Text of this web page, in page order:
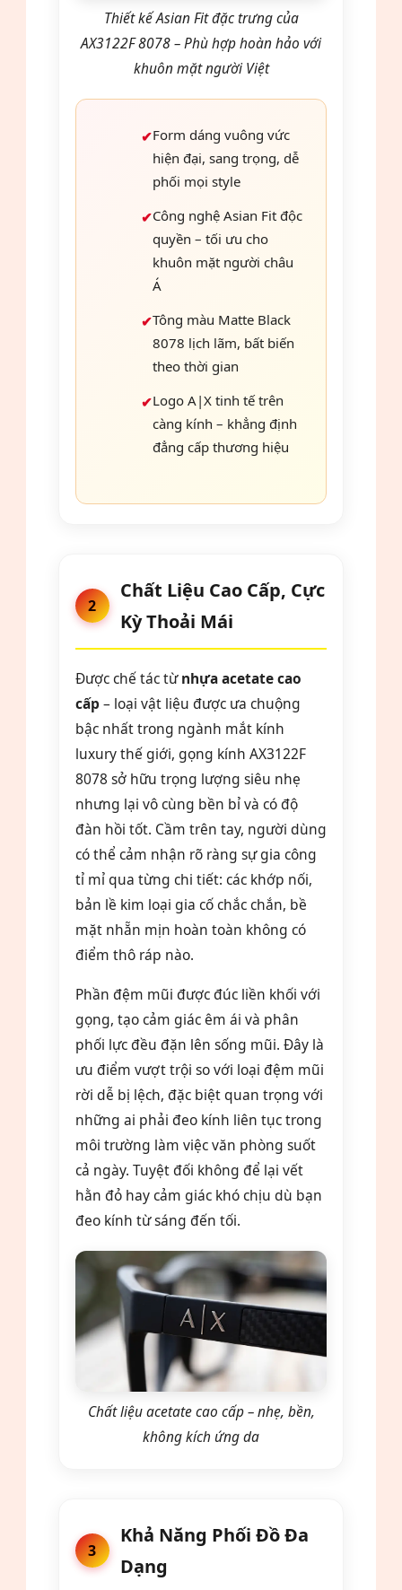
Thiết kế Asian Fit đặc trưng của
AX3122F 8078 – Phù hợp hoàn hảo với
khuôn mặt người Việt
Form dáng vuông vức
hiện đại, sang trọng, dễ
phối mọi style
Công nghệ Asian Fit độc
quyền – tối ưu cho
khuôn mặt người châu
Á
Tông màu Matte Black
8078 lịch lãm, bất biến
theo thời gian
Logo A|X tinh tế trên
càng kính – khẳng định
đẳng cấp thương hiệu
2
Chất Liệu Cao Cấp, Cực
Kỳ Thoải Mái
Được chế tác từnhựa acetate cao
cấp – loại vật liệu được ưa chuộng
bậc nhất trong ngành mắt kính
luxury thế giới, gọng kính AX3122F
8078 sở hữu trọng lượng siêu nhẹ
nhưng lại vô cùng bền bỉ và có độ
đàn hồi tốt. Cầm trên tay, người dùng
có thể cảm nhận rõ ràng sự gia công
tỉ mỉ qua từng chi tiết: các khớp nối,
bản lề kim loại gia cố chắc chắn, bề
mặt nhẵn mịn hoàn toàn không có
điểm thô ráp nào.
Phần đệm mũi được đúc liền khối với
gọng, tạo cảm giác êm ái và phân
phối lực đều đặn lên sống mũi. Đây là
ưu điểm vượt trội so với loại đệm mũi
rời dễ bị lệch, đặc biệt quan trọng với
những ai phải đeo kính liên tục trong
môi trường làm việc văn phòng suốt
cả ngày. Tuyệt đối không để lại vết
hằn đỏ hay cảm giác khó chịu dù bạn
đeo kính từ sáng đến tối.
Chất liệu acetate cao cấp – nhẹ, bền,
không kích ứng da
3
Khả Năng Phối Đồ Đa
Dạng